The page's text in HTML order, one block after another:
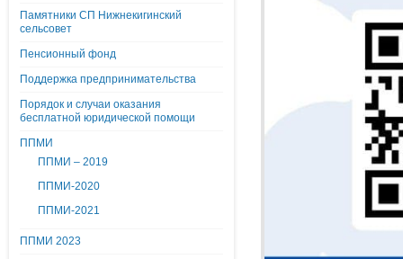
Памятники СП Нижнекигинский
сельсовет
Пенсионный фонд
Поддержка предпринимательства
Порядок и случаи оказания
бесплатной юридической помощи
ППМИ
ППМИ – 2019
ППМИ-2020
ППМИ-2021
ППМИ 2023